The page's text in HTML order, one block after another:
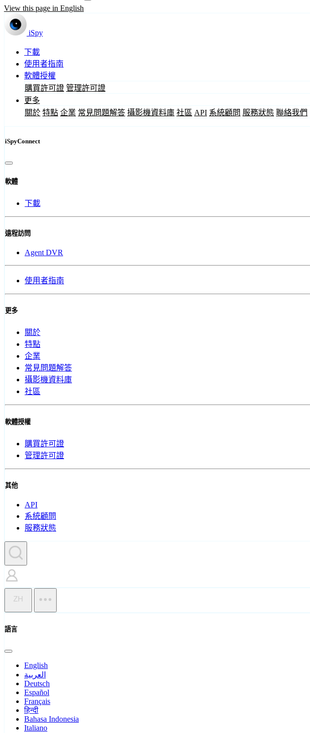
View this page in English
iSpy
下載
使用者指南
軟體授權
購買許可證 管理許可證
更多
關於 特點 企業 常見問題解答 攝影機資料庫 社區 API 系統顧問 服務狀態 聯絡我們
iSpyConnect
軟體
下載
遠程訪問
Agent DVR
使用者指南
更多
關於
特點
企業
常見問題解答
攝影機資料庫
社區
軟體授權
購買許可證
管理許可證
其他
API
系統顧問
服務狀態
ZH
語言
English
العربية
Deutsch
Español
Français
हिन्दी
Bahasa Indonesia
Italiano